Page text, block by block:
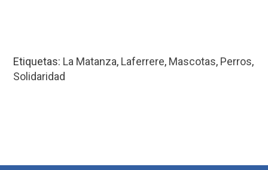
Etiquetas: La Matanza, Laferrere, Mascotas, Perros,
Solidaridad